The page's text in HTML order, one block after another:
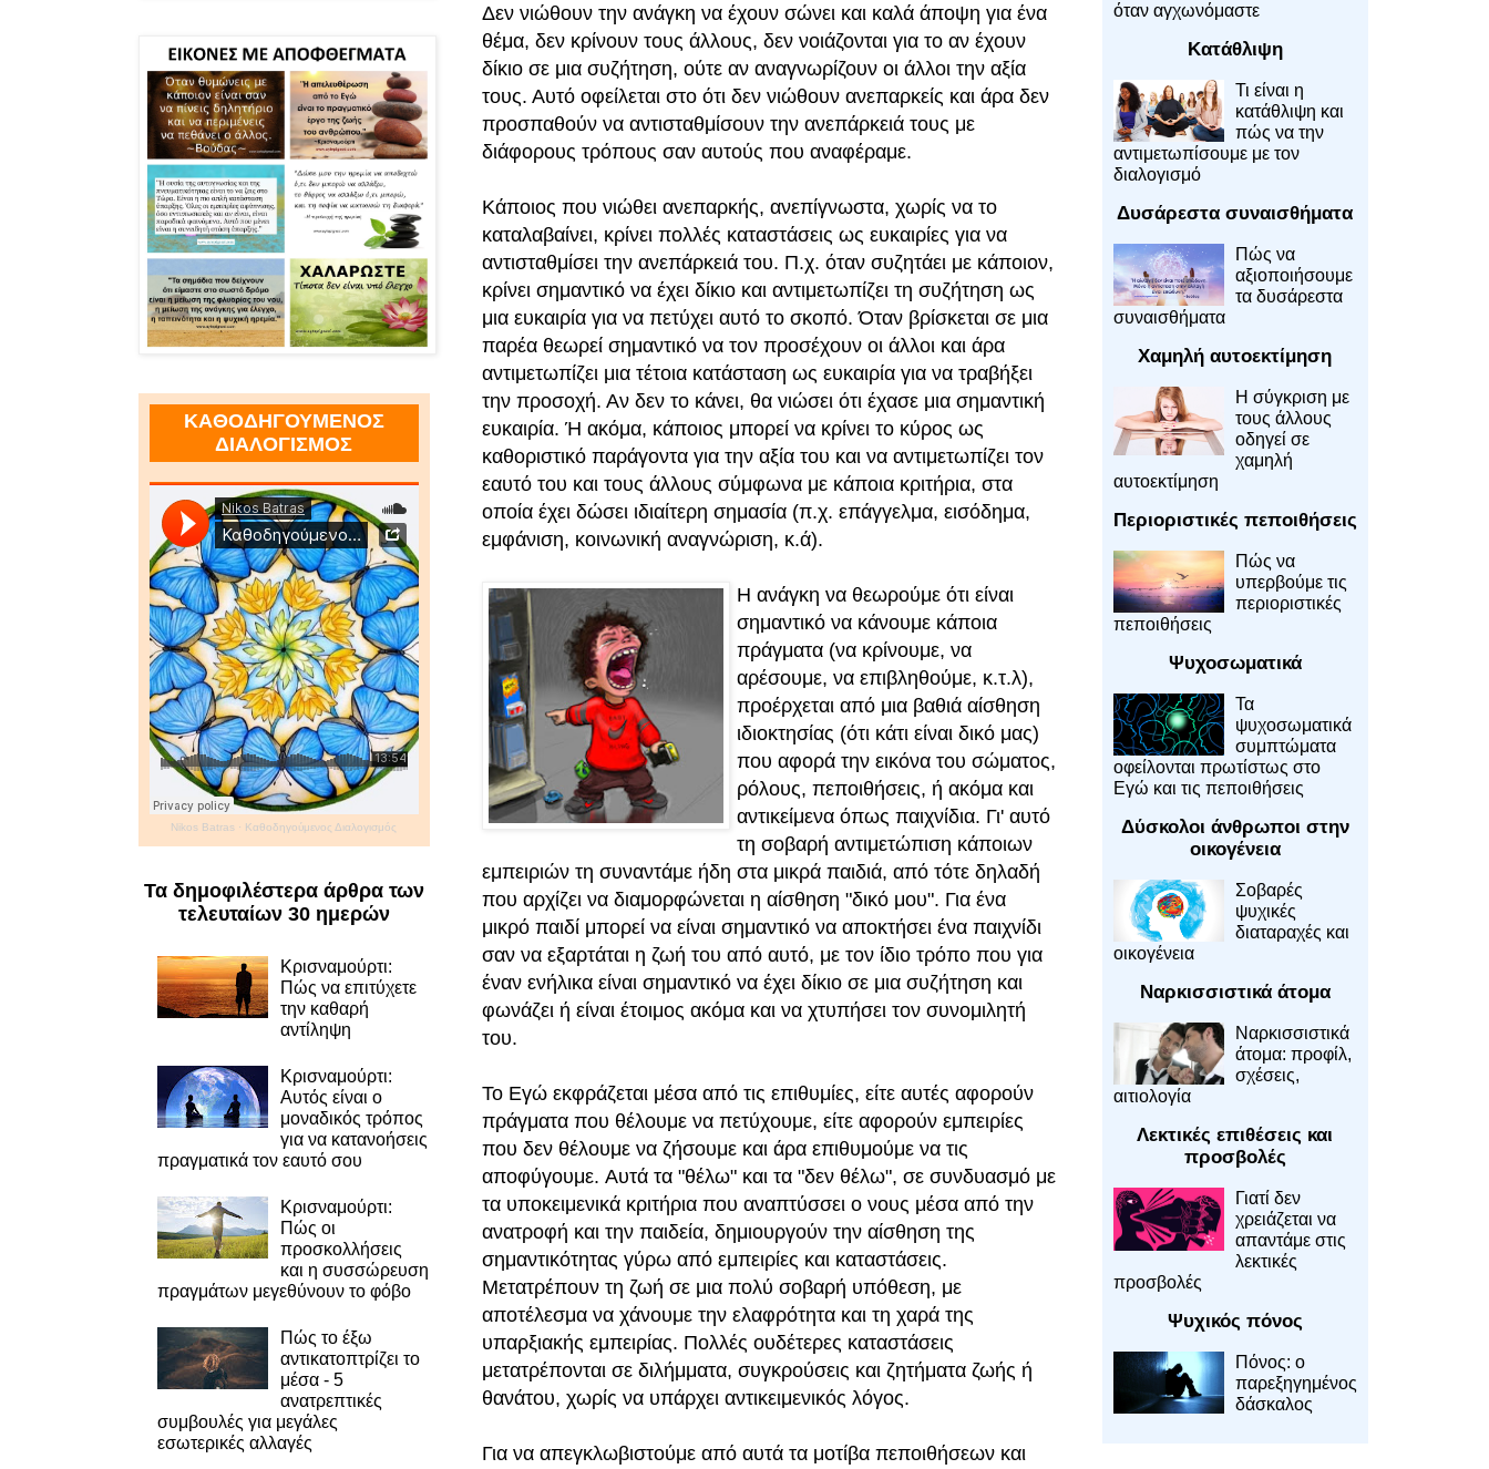
Δεν νιώθουν την ανάγκη να έχουν σώνει και καλά άποψη για ένα
θέμα, δεν κρίνουν τους άλλους, δεν νοιάζονται για το αν έχουν
δίκιο σε μια συζήτηση, ούτε αν αναγνωρίζουν οι άλλοι την αξία
τους. Αυτό οφείλεται στο ότι δεν νιώθουν ανεπαρκείς και άρα δεν
προσπαθούν να αντισταθμίσουν την ανεπάρκειά τους με
διάφορους τρόπους σαν αυτούς που αναφέραμε.
Κάποιος που νιώθει ανεπαρκής, ανεπίγνωστα, χωρίς να το
καταλαβαίνει, κρίνει πολλές καταστάσεις ως ευκαιρίες για να
αντισταθμίσει την ανεπάρκειά του. Π.χ. όταν συζητάει με κάποιον,
κρίνει σημαντικό να έχει δίκιο και αντιμετωπίζει τη συζήτηση ως
μια ευκαιρία για να πετύχει αυτό το σκοπό. Όταν βρίσκεται σε μια
παρέα θεωρεί σημαντικό να τον προσέχουν οι άλλοι και άρα
αντιμετωπίζει μια τέτοια κατάσταση ως ευκαιρία για να τραβήξει
την προσοχή. Αν δεν το κάνει, θα νιώσει ότι έχασε μια σημαντική
ευκαιρία. Ή ακόμα, κάποιος μπορεί να κρίνει το κύρος ως
καθοριστικό παράγοντα για την αξία του και να αντιμετωπίζει τον
εαυτό του και τους άλλους σύμφωνα με κάποια κριτήρια, στα
οποία έχει δώσει ιδιαίτερη σημασία (π.χ. επάγγελμα, εισόδημα,
εμφάνιση, κοινωνική αναγνώριση, κ.ά).
Η ανάγκη να θεωρούμε ότι είναι
σημαντικό να κάνουμε κάποια
πράγματα (να κρίνουμε, να
αρέσουμε, να επιβληθούμε, κ.τ.λ),
προέρχεται από μια βαθιά αίσθηση
ιδιοκτησίας (ότι κάτι είναι δικό μας)
που αφορά την εικόνα του σώματος,
ρόλους, πεποιθήσεις, ή ακόμα και
αντικείμενα όπως παιχνίδια. Γι' αυτό
τη σοβαρή αντιμετώπιση κάποιων
εμπειριών τη συναντάμε ήδη στα μικρά παιδιά, από τότε δηλαδή
που αρχίζει να διαμορφώνεται η αίσθηση "δικό μου". Για ένα
μικρό παιδί μπορεί να είναι σημαντικό να αποκτήσει ένα παιχνίδι
σαν να εξαρτάται η ζωή του από αυτό, με τον ίδιο τρόπο που για
έναν ενήλικα είναι σημαντικό να έχει δίκιο σε μια συζήτηση και
φωνάζει ή είναι έτοιμος ακόμα και να χτυπήσει τον συνομιλητή
του.
Το Εγώ εκφράζεται μέσα από τις επιθυμίες, είτε αυτές αφορούν
πράγματα που θέλουμε να πετύχουμε, είτε αφορούν εμπειρίες
που δεν θέλουμε να ζήσουμε και άρα επιθυμούμε να τις
αποφύγουμε. Αυτά τα "θέλω" και τα "δεν θέλω", σε συνδυασμό με
τα υποκειμενικά κριτήρια που αναπτύσσει ο νους μέσα από την
ανατροφή και την παιδεία, δημιουργούν την αίσθηση της
σημαντικότητας γύρω από εμπειρίες και καταστάσεις.
Μετατρέπουν τη ζωή σε μια πολύ σοβαρή υπόθεση, με
αποτέλεσμα να χάνουμε την ελαφρότητα και τη χαρά της
υπαρξιακής εμπειρίας. Πολλές ουδέτερες καταστάσεις
μετατρέπονται σε διλήμματα, συγκρούσεις και ζητήματα ζωής ή
θανάτου, χωρίς να υπάρχει αντικειμενικός λόγος.
Για να απεγκλωβιστούμε από αυτά τα μοτίβα πεποιθήσεων και
ΚΑΘΟΔΗΓΟΥΜΕΝΟΣ
ΔΙΑΛΟΓΙΣΜΟΣ
Nikos Batras · Καθοδηγούμενος Διαλογισμός
Τα δημοφιλέστερα άρθρα των
τελευταίων 30 ημερών
Κρισναμούρτι:
Πώς να επιτύχετε
την καθαρή
αντίληψη
Κρισναμούρτι:
Αυτός είναι ο
μοναδικός τρόπος
για να κατανοήσεις
πραγματικά τον εαυτό σου
Κρισναμούρτι:
Πώς οι
προσκολλήσεις
και η συσσώρευση
πραγμάτων μεγεθύνουν το φόβο
Πώς το έξω
αντικατοπτρίζει το
μέσα - 5
ανατρεπτικές
συμβουλές για μεγάλες
εσωτερικές αλλαγές
όταν αγχωνόμαστε
Κατάθλιψη
Τι είναι η
κατάθλιψη και
πώς να την
αντιμετωπίσουμε με τον
διαλογισμό
Δυσάρεστα συναισθήματα
Πώς να
αξιοποιήσουμε
τα δυσάρεστα
συναισθήματα
Χαμηλή αυτοεκτίμηση
Η σύγκριση με
τους άλλους
οδηγεί σε
χαμηλή
αυτοεκτίμηση
Περιοριστικές πεποιθήσεις
Πώς να
υπερβούμε τις
περιοριστικές
πεποιθήσεις
Ψυχοσωματικά
Τα
ψυχοσωματικά
συμπτώματα
οφείλονται πρωτίστως στο
Εγώ και τις πεποιθήσεις
Δύσκολοι άνθρωποι στην
οικογένεια
Σοβαρές
ψυχικές
διαταραχές και
οικογένεια
Ναρκισσιστικά άτομα
Ναρκισσιστικά
άτομα: προφίλ,
σχέσεις,
αιτιολογία
Λεκτικές επιθέσεις και
προσβολές
Γιατί δεν
χρειάζεται να
απαντάμε στις
λεκτικές
προσβολές
Ψυχικός πόνος
Πόνος: ο
παρεξηγημένος
δάσκαλος